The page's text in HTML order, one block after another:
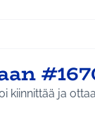
Ympäristö
kiinnittää ja